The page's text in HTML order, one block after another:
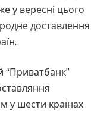
у вересні цього
доставлення
“Приватбанк”
у шести країнах